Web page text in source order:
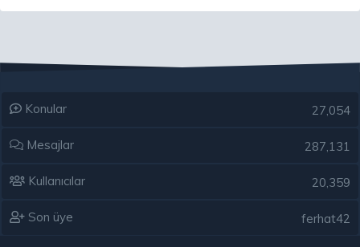
Konular 27,054
Mesajlar 287,131
Kullanıcılar 20,359
Son üye ferhat42